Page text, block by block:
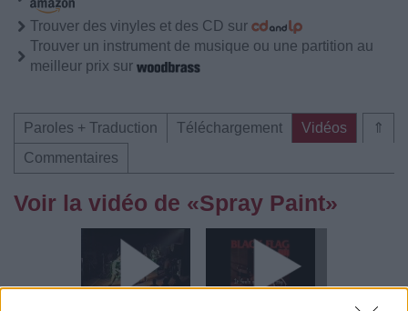
Trouver des vinyles et des CD sur
Trouver un instrument de musique ou une partition au
meilleur prix sur
⇑
Paroles + Traduction Téléchargement
Vidéos
Commentaires
Voir la vidéo de «Spray Paint»